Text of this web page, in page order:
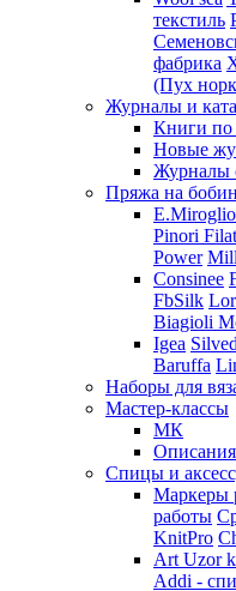
текстиль
фабрика
(Пух
Журналы и
Книги по
Новые
Журналы
Пряжа на
E.Miroglio
Pinori
Power
Consinee
FbSilk
Biagioli
Igea
Baruffa
Наборы для
Мастер-классы
МК
Описания
Спицы и
Маркеры
работы
KnitPro
Art Uzor
Addi -